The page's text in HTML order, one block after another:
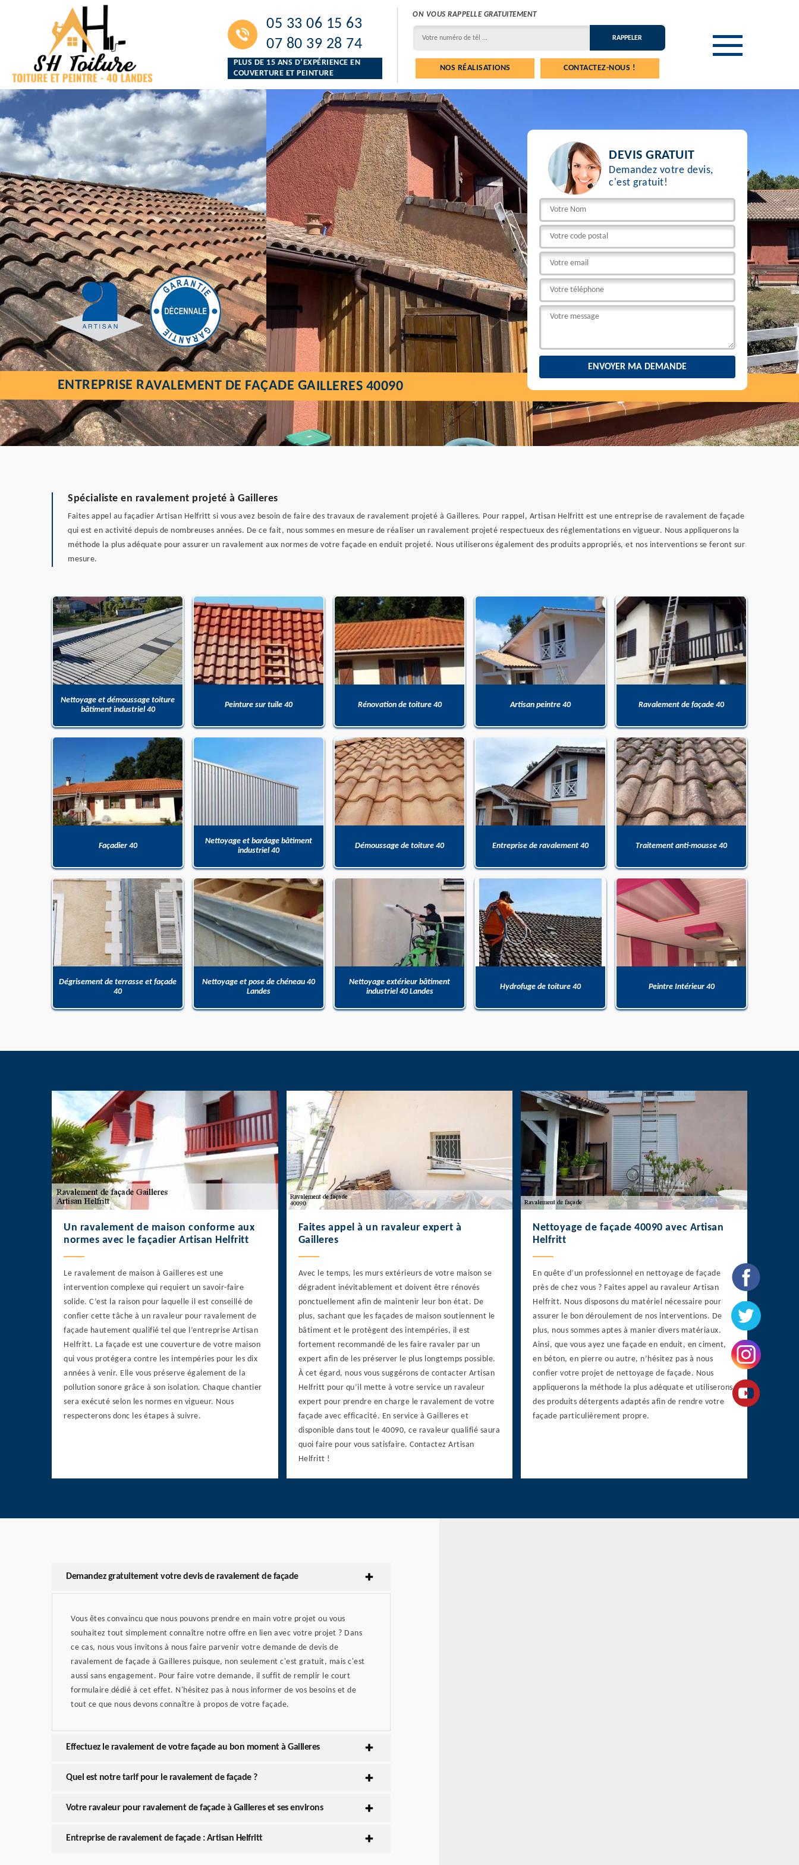
05 33 06 15 63
07 80 39 28 74
PLUS DE 15 ANS D’EXPÉRIENCE EN
COUVERTURE ET PEINTURE
ON VOUS RAPPELLE GRATUITEMENT
NOS RÉALISATIONS CONTACTEZ-NOUS !
DEVIS GRATUIT
Demandez votre devis,
c'est gratuit!
ENTREPRISE RAVALEMENT DE FAÇADE GAILLERES 40090
Spécialiste en ravalement projeté à Gailleres
Faites appel au façadier Artisan Helfritt si vous avez besoin de faire des travaux de ravalement projeté à Gailleres. Pour rappel, Artisan Helfritt est une entreprise de ravalement de façade
qui est en activité depuis de nombreuses années. De ce fait, nous sommes en mesure de réaliser un ravalement projeté respectueux des réglementations en vigueur. Nous appliquerons la
méthode la plus adéquate pour assurer un ravalement aux normes de votre façade en enduit projeté. Nous utiliserons également des produits appropriés, et nos interventions se feront sur
mesure.
Nettoyage et démoussage toiture
bâtiment industriel 40
Peinture sur tuile 40 Rénovation de toiture 40 Artisan peintre 40 Ravalement de façade 40
Façadier 40
Nettoyage et bardage bâtiment
industriel 40
Démoussage de toiture 40 Entreprise de ravalement 40 Traitement anti-mousse 40
Dégrisement de terrasse et façade
40
Nettoyage et pose de chéneau 40
Landes
Nettoyage extérieur bâtiment
industriel 40 Landes
Hydrofuge de toiture 40 Peintre Intérieur 40
Un ravalement de maison conforme aux
normes avec le façadier Artisan Helfritt
Le ravalement de maison à Gailleres est une
intervention complexe qui requiert un savoir-faire
solide. C’est la raison pour laquelle il est conseillé de
confier cette tâche à un ravaleur pour ravalement de
façade hautement qualifié tel que l’entreprise Artisan
Helfritt. La façade est une couverture de votre maison
qui vous protégera contre les intempéries pour les dix
années à venir. Elle vous préserve également de la
pollution sonore grâce à son isolation. Chaque chantier
sera exécuté selon les normes en vigueur. Nous
respecterons donc les étapes à suivre.
Faites appel à un ravaleur expert à
Gailleres
Avec le temps, les murs extérieurs de votre maison se
dégradent inévitablement et doivent être rénovés
ponctuellement afin de maintenir leur bon état. De
plus, sachant que les façades de maison soutiennent le
bâtiment et le protègent des intempéries, il est
fortement recommandé de les faire ravaler par un
expert afin de les préserver le plus longtemps possible.
À cet égard, nous vous suggérons de contacter Artisan
Helfritt pour qu’il mette à votre service un ravaleur
expert pour prendre en charge le ravalement de votre
façade avec efficacité. En service à Gailleres et
disponible dans tout le 40090, ce ravaleur qualifié saura
quoi faire pour vous satisfaire. Contactez Artisan
Helfritt !
Nettoyage de façade 40090 avec Artisan
Helfritt
En quête d’un professionnel en nettoyage de façade
près de chez vous ? Faites appel au ravaleur Artisan
Helfritt. Nous disposons du matériel nécessaire pour
assurer le bon déroulement de nos interventions. De
plus, nous sommes aptes à manier divers matériaux.
Ainsi, que vous ayez une façade en enduit, en ciment,
en béton, en pierre ou autre, n’hésitez pas à nous
confier votre projet de nettoyage de façade. Nous
appliquerons la méthode la plus adéquate et utiliserons
des produits détergents adaptés afin de rendre votre
façade particulièrement propre.
Demandez gratuitement votre devis de ravalement de façade
Vous êtes convaincu que nous pouvons prendre en main votre projet ou vous
souhaitez tout simplement connaître notre offre en lien avec votre projet ? Dans
ce cas, nous vous invitons à nous faire parvenir votre demande de devis de
ravalement de façade à Gailleres puisque, non seulement c'est gratuit, mais c'est
aussi sans engagement. Pour faire votre demande, il suffit de remplir le court
formulaire dédié à cet effet. N'hésitez pas à nous informer de vos besoins et de
tout ce que nous devons connaître à propos de votre façade.
Effectuez le ravalement de votre façade au bon moment à Gailleres
Quel est notre tarif pour le ravalement de façade ?
Votre ravaleur pour ravalement de façade à Gailleres et ses environs
Entreprise de ravalement de façade : Artisan Helfritt